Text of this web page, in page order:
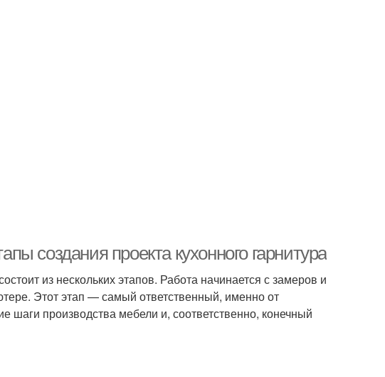
создания проекта кухонного гарнитура
из нескольких этапов. Работа начинается с замеров и
Этот этап — самый ответственный, именно от
шаги производства мебели и, соответственно, конечный